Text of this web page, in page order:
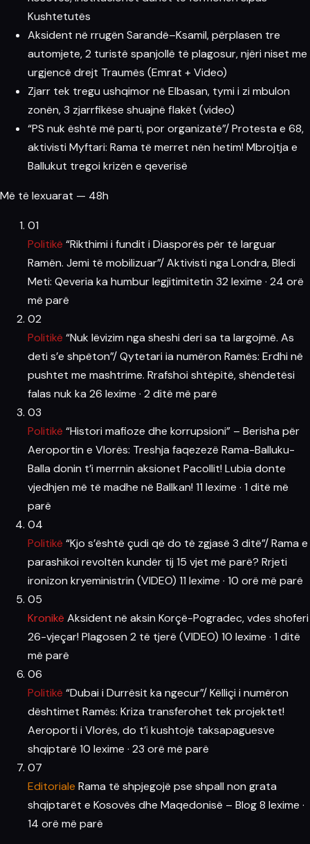
Kushtetutës
Aksident në rrugën Sarandë–Ksamil, përplasen tre
automjete, 2 turistë spanjollë të plagosur, njëri niset me
urgjencë drejt Traumës (Emrat + Video)
Zjarr tek tregu ushqimor në Elbasan, tymi i zi mbulon
zonën, 3 zjarrfikëse shuajnë flakët (video)
“PS nuk është më parti, por organizatë”/ Protesta e 68,
aktivisti Myftari: Rama të merret nën hetim! Mbrojtja e
Ballukut tregoi krizën e qeverisë
Më të lexuarat — 48h
01
Politikë “Rikthimi i fundit i Diasporës për të larguar
Ramën. Jemi të mobilizuar”/ Aktivisti nga Londra, Bledi
Meti: Qeveria ka humbur legjitimitetin 32 lexime · 24 orë
më parë
02
Politikë “Nuk lëvizim nga sheshi deri sa ta largojmë. As
deti s’e shpëton”/ Qytetari ia numëron Ramës: Erdhi në
pushtet me mashtrime. Rrafshoi shtëpitë, shëndetësi
falas nuk ka 26 lexime · 2 ditë më parë
03
Politikë “Histori mafioze dhe korrupsioni” – Berisha për
Aeroportin e Vlorës: Treshja faqezezë Rama-Balluku-
Balla donin t’i merrnin aksionet Pacollit! Lubia donte
vjedhjen më të madhe në Ballkan! 11 lexime · 1 ditë më
parë
04
Politikë “Kjo s’është çudi që do të zgjasë 3 ditë”/ Rama e
parashikoi revoltën kundër tij 15 vjet më parë? Rrjeti
ironizon kryeministrin (VIDEO) 11 lexime · 10 orë më parë
05
Kronikë Aksident në aksin Korçë-Pogradec, vdes shoferi
26-vjeçar! Plagosen 2 të tjerë (VIDEO) 10 lexime · 1 ditë
më parë
06
Politikë “Dubai i Durrësit ka ngecur”/ Këlliçi i numëron
dështimet Ramës: Kriza transferohet tek projektet!
Aeroporti i Vlorës, do t’i kushtojë taksapaguesve
shqiptarë 10 lexime · 23 orë më parë
07
Editoriale Rama të shpjegojë pse shpall non grata
shqiptarët e Kosovës dhe Maqedonisë – Blog8 lexime ·
14 orë më parë